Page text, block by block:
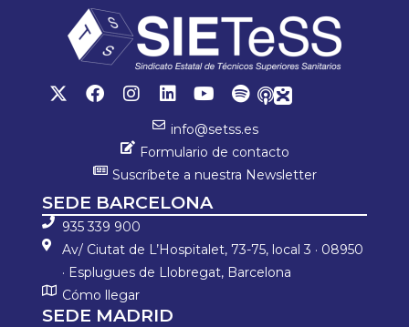
info@setss.es
Formulario de contacto
Suscríbete a nuestra Newsletter
SEDE BARCELONA
935 339 900
Av/ Ciutat de L’Hospitalet, 73-75, local 3 · 08950
· Esplugues de Llobregat, Barcelona
Cómo llegar
SEDE MADRID